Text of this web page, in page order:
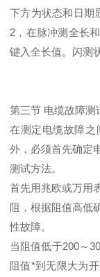
下方为状态和日期
2，在脉冲测全长
键入全长值。闪测
第三节 电缆故障测
在测定电缆故障之
外，必须首先确定
测试方法。
首先用兆欧或万用
阻，根据阻值高低
性故障。
当阻值低于200～
阻值*到无限大为